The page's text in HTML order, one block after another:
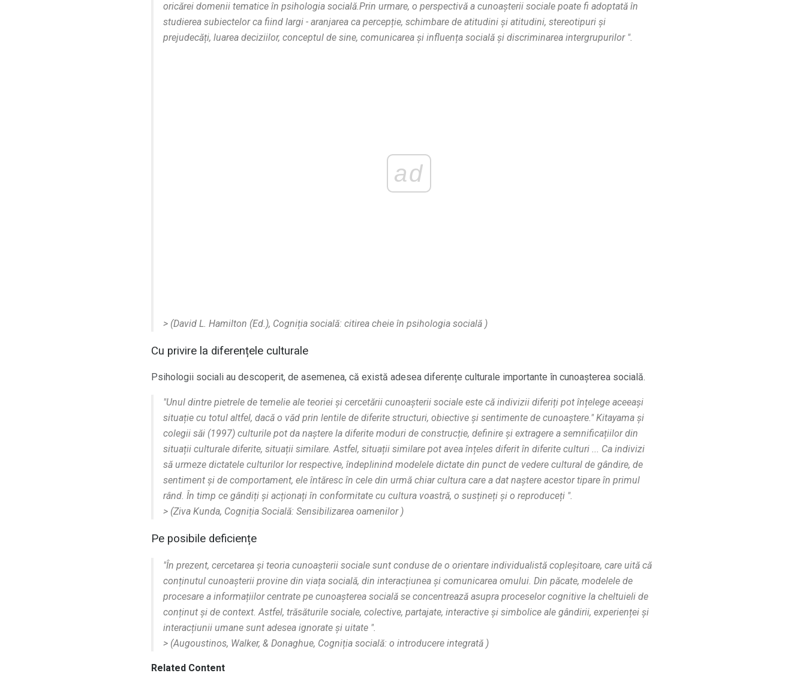
oricărei domenii tematice în psihologia socială.Prin urmare, o perspectivă a cunoașterii sociale poate fi adoptată în
studierea subiectelor ca fiind largi - aranjarea ca percepție, schimbare de atitudini și atitudini, stereotipuri și
prejudecăți, luarea deciziilor, conceptul de sine, comunicarea și influența socială și discriminarea intergrupurilor ".
ad
> (David L. Hamilton (Ed.), Cogniția socială: citirea cheie în psihologia socială )
Cu privire la diferențele culturale
Psihologii sociali au descoperit, de asemenea, că există adesea diferențe culturale importante în cunoașterea socială.
"Unul dintre pietrele de temelie ale teoriei și cercetării cunoașterii sociale este că indivizii diferiți pot înțelege aceeași
situație cu totul altfel, dacă o văd prin lentile de diferite structuri, obiective și sentimente de cunoaștere." Kitayama și
colegii săi (1997) culturile pot da naștere la diferite moduri de construcție, definire și extragere a semnificațiilor din
situații culturale diferite, situații similare. Astfel, situații similare pot avea înțeles diferit în diferite culturi ... Ca indivizi
să urmeze dictatele culturilor lor respective, îndeplinind modelele dictate din punct de vedere cultural de gândire, de
sentiment și de comportament, ele întăresc în cele din urmă chiar cultura care a dat naștere acestor tipare în primul
rând. În timp ce gândiți și acționați în conformitate cu cultura voastră, o susțineți și o reproduceți ".
> (Ziva Kunda, Cogniția Socială: Sensibilizarea oamenilor)
Pe posibile deficiențe
"În prezent, cercetarea și teoria cunoașterii sociale sunt conduse de o orientare individualistă copleșitoare, care uită că
conținutul cunoașterii provine din viața socială, din interacțiunea și comunicarea omului. Din păcate, modelele de
procesare a informațiilor centrate pe cunoașterea socială se concentrează asupra proceselor cognitive la cheltuieli de
conținut și de context. Astfel, trăsăturile sociale, colective, partajate, interactive și simbolice ale gândirii, experienței și
interacțiunii umane sunt adesea ignorate și uitate ".
> (Augoustinos, Walker, & Donaghue, Cogniția socială: o introducere integrată )
Related Content